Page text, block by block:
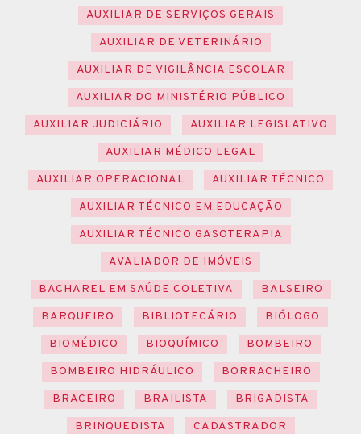
AUXILIAR DE SERVIÇOS GERAIS
AUXILIAR DE VETERINÁRIO
AUXILIAR DE VIGILÂNCIA ESCOLAR
AUXILIAR DO MINISTÉRIO PÚBLICO
AUXILIAR JUDICIÁRIO
AUXILIAR LEGISLATIVO
AUXILIAR MÉDICO LEGAL
AUXILIAR OPERACIONAL
AUXILIAR TÉCNICO
AUXILIAR TÉCNICO EM EDUCAÇÃO
AUXILIAR TÉCNICO GASOTERAPIA
AVALIADOR DE IMÓVEIS
BACHAREL EM SAÚDE COLETIVA
BALSEIRO
BARQUEIRO
BIBLIOTECÁRIO
BIÓLOGO
BIOMÉDICO
BIOQUÍMICO
BOMBEIRO
BOMBEIRO HIDRÁULICO
BORRACHEIRO
BRACEIRO
BRAILISTA
BRIGADISTA
BRINQUEDISTA
CADASTRADOR